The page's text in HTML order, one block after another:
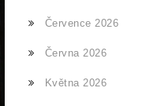
Července 2026
Června 2026
Května 2026